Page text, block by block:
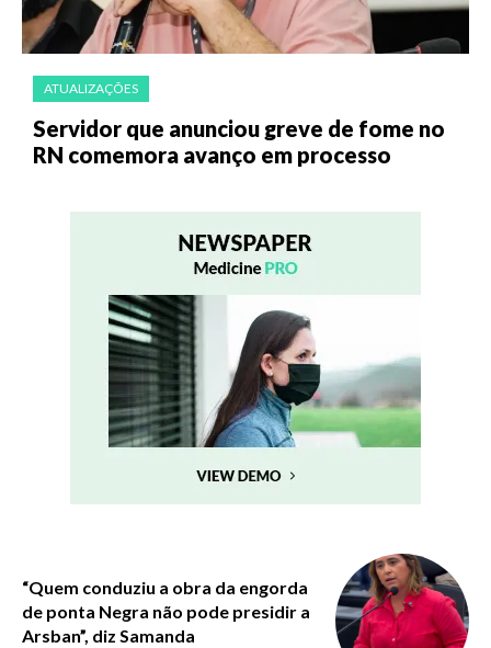
ATUALIZAÇÕES
Servidor que anunciou greve de fome no
RN comemora avanço em processo
“Quem conduziu a obra da engorda
de ponta Negra não pode presidir a
Arsban”, diz Samanda